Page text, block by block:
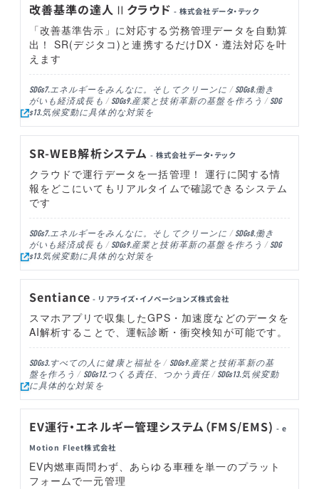
改善基準の達人Ⅱクラウド - 株式会社データ・テック
「改善基準告示」に対応する労務管理データを自動算
出！ SR(デジタコ)と連携するだけDX・遵法対応を叶
えます
SDGs7.エネルギーをみんなに。そしてクリーンに SDGs8.働き
がいも経済成長も
SDGs9.産業と技術革新の基盤を作ろう
SDG
s13.気候変動に具体的な対策を
SR-WEB解析システム - 株式会社データ・テック
クラウドで運行データを一括管理！ 運行に関する情
報をどこにいてもリアルタイムで確認できるシステム
です
SDGs7.エネルギーをみんなに。そしてクリーンに SDGs8.働き
がいも経済成長も
SDGs9.産業と技術革新の基盤を作ろう
SDG
s13.気候変動に具体的な対策を
Sentiance - リアライズ・イノベーションズ株式会社
スマホアプリで収集したGPS・加速度などのデータを
AI解析することで、運転診断・衝突検知が可能です。
SDGs3.すべての人に健康と福祉を SDGs9.産業と技術革新の基
盤を作ろう
SDGs12.つくる責任、つかう責任 SDGs13.気候変動
に具体的な対策を
EV運行・エネルギー管理システム（FMS/EMS) - e
Motion Fleet株式会社
EV内燃車両問わず、あらゆる車種を単一のプラット
フォームで一元管理